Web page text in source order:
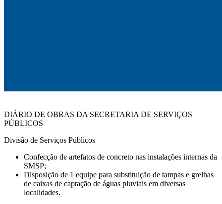
DIÁRIO DE OBRAS DA SECRETARIA DE SERVIÇOS
PÚBLICOS
Divisão de Serviços Públicos
Confecção de artefatos de concreto nas instalações internas da
SMSP;
Disposição de 1 equipe para substituição de tampas e grelhas
de caixas de captação de águas pluviais em diversas
localidades.